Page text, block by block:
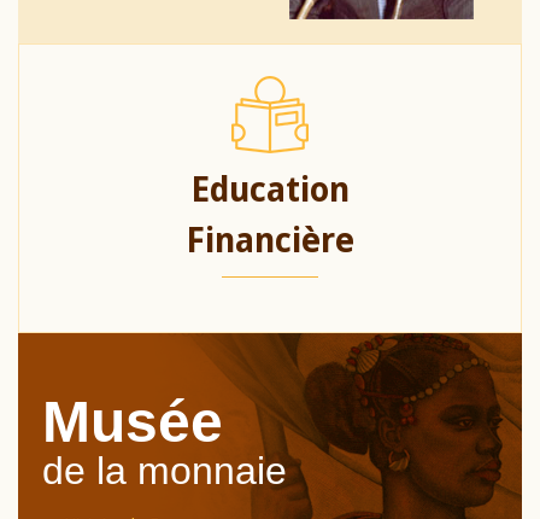
Education
Financière
Musée
de la monnaie